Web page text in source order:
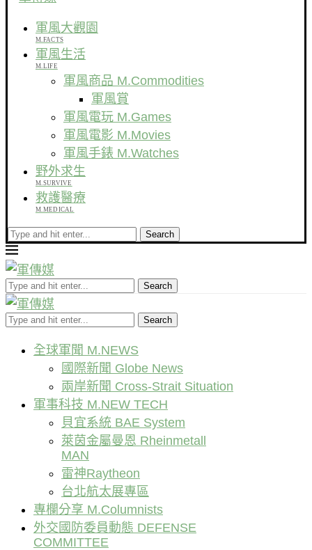
軍風大觀園
M.FACTS
軍風生活
M.LIFE
軍風商品 M.Commodities
軍風賞
軍風電玩 M.Games
軍風電影 M.Movies
軍風手錶 M.Watches
野外求生
M.SURVIVE
救護醫療
M.MEDICAL
Search
Search
Search
全球軍聞 M.NEWS
國際新聞 Globe News
兩岸新聞 Cross-Strait Situation
軍事科技 M.NEW TECH
貝宜系統 BAE System
萊茵金屬曼恩 Rheinmetall
MAN
雷神Raytheon
台北航太展專區
專欄分享 M.Columnists
外交國防委員動態 DEFENSE
COMMITTEE